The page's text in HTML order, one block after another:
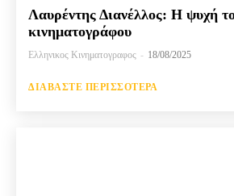
Λαυρέντης Διανέλλος: Η ψυχή
κινηματογράφου
Ελληνικος Κινηματογραφος - 18/08/2025
ΔΙΑΒΆΣΤΕ ΠΕΡΙΣΣΌΤΕΡΑ